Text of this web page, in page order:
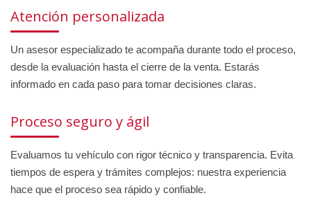
Atención personalizada
Un asesor especializado te acompaña durante todo el proceso,
desde la evaluación hasta el cierre de la venta. Estarás
informado en cada paso para tomar decisiones claras.
Proceso seguro y ágil
Evaluamos tu vehículo con rigor técnico y transparencia. Evita
tiempos de espera y trámites complejos: nuestra experiencia
hace que el proceso sea rápido y confiable.